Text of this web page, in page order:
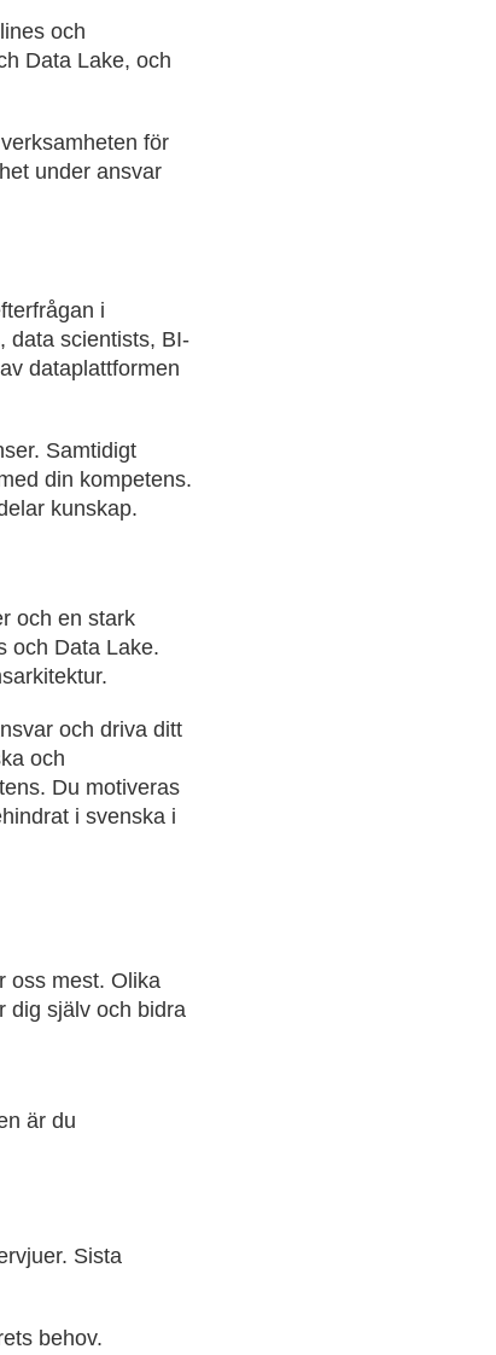
och
Data Lake, och
för
under ansvar
i
data scientists, BI-
dataplattformen
Samtidigt
din kompetens.
kunskap.
och en stark
och Data Lake.
och driva ditt
och
Du motiveras
i svenska i
oss mest. Olika
dig själv och bidra
är du
Sista
behov.